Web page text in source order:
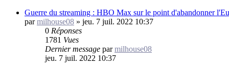
Guerre du streaming : HBO Max sur le point d'abandonner
parmilhouse08 » jeu. 7 juil. 2022 10:37
0 Réponses
1781 Vues
Dernier message parmilhouse08
jeu. 7 juil. 2022 10:37